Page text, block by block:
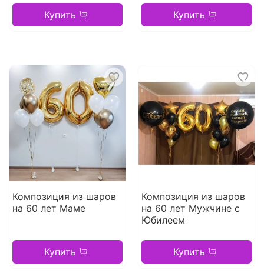
Купить Купить
Композиция из шаров
на 60 лет Маме
Купить
Композиция из шаров
на 60 лет Мужчине с
Юбилеем
Купить